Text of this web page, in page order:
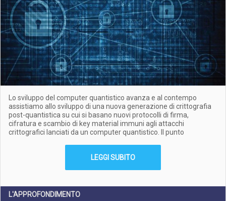
Lo sviluppo del computer quantistico avanza e al contempo
assistiamo allo sviluppo di una nuova generazione di crittografia
post-quantistica su cui si basano nuovi protocolli di firma,
cifratura e scambio di key material immuni agli attacchi
crittografici lanciati da un computer quantistico. Il punto
LEGGI SUBITO
L'APPROFONDIMENTO